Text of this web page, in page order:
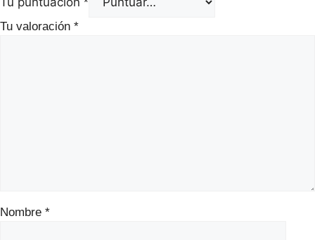
Tu valoración *
Nombre *